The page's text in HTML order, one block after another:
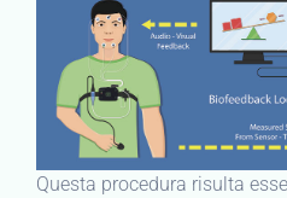
Questa procedura risulta